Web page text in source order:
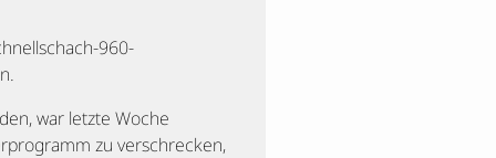
960-
war letzte Woche
zu verschrecken,